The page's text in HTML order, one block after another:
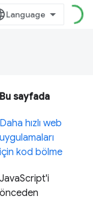
Bu sayfada
Daha hızlı web
uygulamaları
için kod bölme
JavaScript'i
önceden